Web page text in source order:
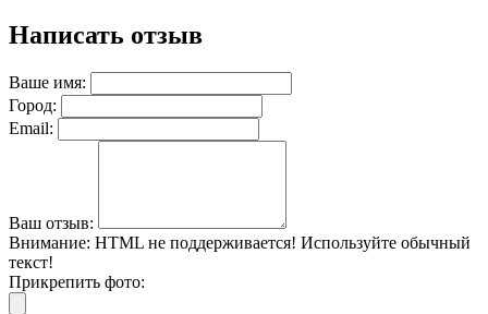
Написать отзыв
Ваше имя:
Город:
Email:
Ваш отзыв:
Внимание: HTML не поддерживается! Используйте обычный
текст!
Прикрепить фото: